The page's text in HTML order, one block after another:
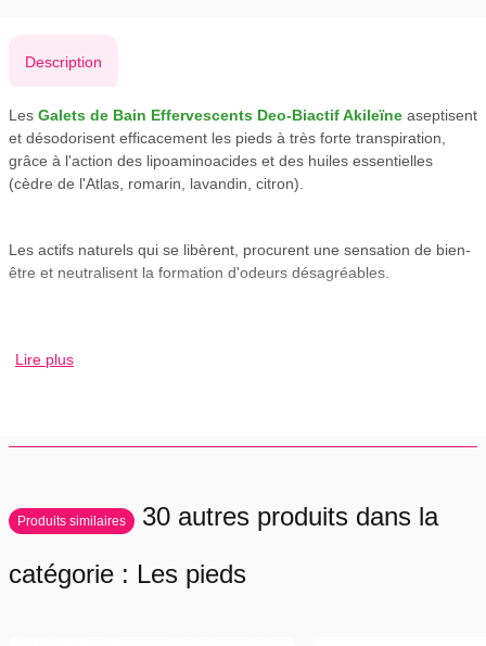
Description
Les Galets de Bain Effervescents Deo-Biactif Akileïne aseptisent
et désodorisent efficacement les pieds à très forte transpiration,
grâce à l'action des lipoaminoacides et des huiles essentielles
(cèdre de l'Atlas, romarin, lavandin, citron).
Les actifs naturels qui se libèrent, procurent une sensation de bien-
être et neutralisent la formation d'odeurs désagréables.
et discrétement parfumée.
- Odeurs désagréables.
Lire plus
Produits similaires
30 autres produits dans la
catégorie : Les pieds